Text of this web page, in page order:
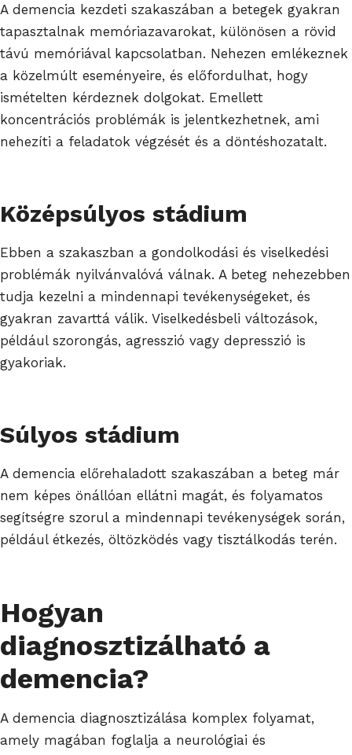
A demencia kezdeti szakaszában a betegek gyakran
tapasztalnak memóriazavarokat, különösen a rövid
távú memóriával kapcsolatban. Nehezen emlékeznek
a közelmúlt eseményeire, és előfordulhat, hogy
ismételten kérdeznek dolgokat. Emellett
koncentrációs problémák is jelentkezhetnek, ami
nehezíti a feladatok végzését és a döntéshozatalt.
Középsúlyos stádium
Ebben a szakaszban a gondolkodási és viselkedési
problémák nyilvánvalóvá válnak. A beteg nehezebben
tudja kezelni a mindennapi tevékenységeket, és
gyakran zavarttá válik. Viselkedésbeli változások,
például szorongás, agresszió vagy depresszió is
gyakoriak.
Súlyos stádium
A demencia előrehaladott szakaszában a beteg már
nem képes önállóan ellátni magát, és folyamatos
segítségre szorul a mindennapi tevékenységek során,
például étkezés, öltözködés vagy tisztálkodás terén.
Hogyan
diagnosztizálható a
demencia?
A demencia diagnosztizálása komplex folyamat,
amely magában foglalja a neurológiai és